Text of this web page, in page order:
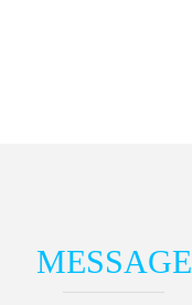
MESSAGE